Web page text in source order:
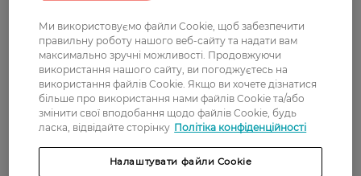
Оставлю на лето.
Показати ще
Доставка
Нова пошта
Ми використовуємо файли Cookie, щоб забезпечити
правильну роботу нашого веб-сайту та надати вам
максимально зручні можливості. Продовжуючи
використання нашого сайту, ви погоджуєтесь на
використання файлів Cookie. Якщо ви хочете дізнатися
більше про використання нами файлів Cookie та/або
змінити свої вподобання щодо файлів Cookie, будь
ласка, відвідайте сторінку Політіка конфіденційності
Налаштувати файли Cookie